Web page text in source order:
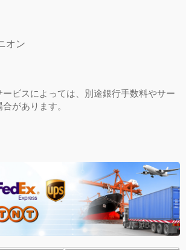
オン
ビスによっては、別途銀行手数料やサー
があります。